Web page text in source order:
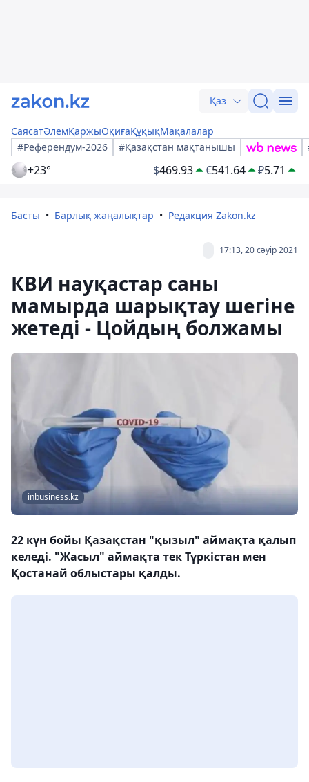
Қаз
СаясатӘлемҚаржыОқиғаҚұқықМақалалар
#Референдум-2026
#Қазақстан мақтанышы
+23° $469.93 €541.64 ₽5.71
Басты Барлық жаңалықтар Редакция Zakon.kz
17:13, 20 сәуір 2021
КВИ науқастар саны
мамырда шарықтау шегіне
жетеді - Цойдың болжамы
inbusiness.kz
22 күн бойы Қазақстан "қызыл" аймақта қалып
келеді. "Жасыл" аймақта тек Түркістан мен
Қостанай облыстары қалды.